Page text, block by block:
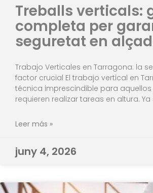
Treballs verticals:
completa per
seguretat en
Trabajo Verticales en Tarragona: la
factor crucial El trabajo vertical en
técnica imprescindible para
requieren realizar tareas en altura. Ya
Leer más »
juny 4, 2026